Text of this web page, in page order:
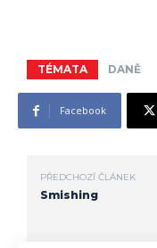
TÉMATA DANĚ
Facebook
PŘEDCHOZÍ ČLÁNEK
Smishing